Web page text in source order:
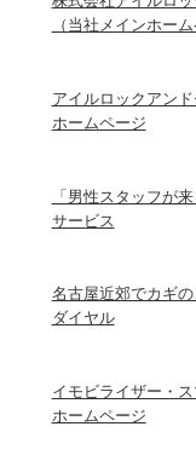
（当社メインホーム
アイルロックアン
ホームページ
「男性スタッフが
サービス
名古屋近郊でカギ
ダイヤル
イモビライザー・
ホームページ